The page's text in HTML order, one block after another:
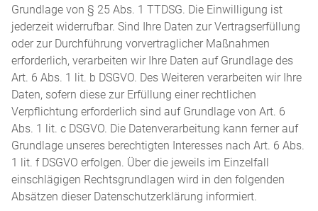
Grundlage von § 25 Abs. 1 TTDSG. Die Einwilligung ist
jederzeit widerrufbar. Sind Ihre Daten zur Vertragserfüllung
oder zur Durchführung vorvertraglicher Maßnahmen
erforderlich, verarbeiten wir Ihre Daten auf Grundlage des
Art. 6 Abs. 1 lit. b DSGVO. Des Weiteren verarbeiten wir Ihre
Daten, sofern diese zur Erfüllung einer rechtlichen
Verpflichtung erforderlich sind auf Grundlage von Art. 6
Abs. 1 lit. c DSGVO. Die Datenverarbeitung kann ferner auf
Grundlage unseres berechtigten Interesses nach Art. 6 Abs.
1 lit. f DSGVO erfolgen. Über die jeweils im Einzelfall
einschlägigen Rechtsgrundlagen wird in den folgenden
Absätzen dieser Datenschutzerklärung informiert.